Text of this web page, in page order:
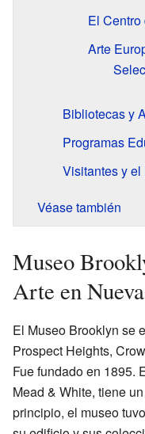
El
Arte
Bibliotecas y
Programas
Visitantes y
Véase también
Museo
Arte en
El Museo Brooklyn se
Prospect Heights,
Fue fundado en 1895.
Mead & White, tiene
principio, el museo